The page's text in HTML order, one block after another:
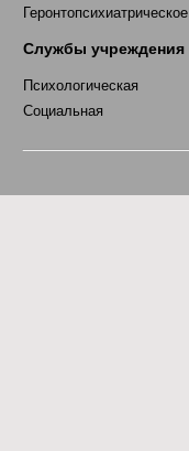
Геронтопсихиатрическое
Службы учреждения
Психологическая
Социальная